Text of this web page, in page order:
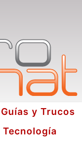
Guías y Trucos
Tecnología